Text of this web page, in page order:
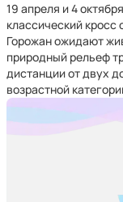
19 апреля и 4
классический кросс
Горожан ожидают
природный рельеф
дистанции от двух
возрастной